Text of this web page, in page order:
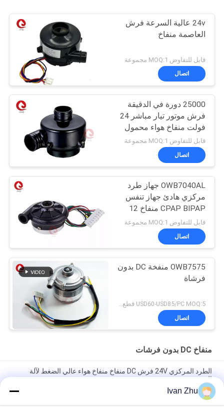
24v عالية السرعة فرش
العاصمة منفاخ
قابل للتفاوض MOQ:1 مجموعة
اتصال
25000 دورة في الدقيقة
فرش موتور تيار مباشر 24
فولت منفاخ هواء محمول
منفاخ كابا منفاخ
قابل للتفاوض MOQ:1 مجموعة
اتصال
OWB7040AL جهاز طرد
مركزي هادئ جهاز تنفس
CPAP BIPAP منفاخ 12
فولت 24VDC
قابل للتفاوض MOQ:1 مجموعة
اتصال
OWB7575 منفخة DC بدون
فرشاة
اتصال
منفاخ DC بدون فرشات
الطرد المركزي 24V فرش DC منفاخ منفاخ هواء عالي الضغط لآلة
التعبئة
24VDC 10.5Kpa 33M3 / H BLDC Motor Fans Greenhouse Air
Ivan Zhu